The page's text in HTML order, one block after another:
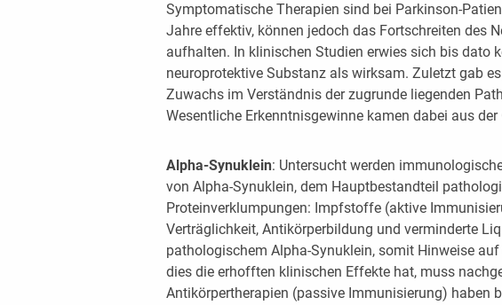
Symptomatische Therapien sind bei Parkinson-
Jahre effektiv, können jedoch das Fortschreiten des
aufhalten. In klinischen Studien erwies sich bis dato
neuroprotektive Substanz als wirksam. Zuletzt gab
Zuwachs im Verständnis der zugrunde liegenden
Wesentliche Erkenntnisgewinne kamen dabei aus der
Alpha-Synuklein: Untersucht werden
von Alpha-Synuklein, dem Hauptbestandteil
Proteinverklumpungen: Impfstoffe (aktive
Verträglichkeit, Antikörperbildung und verminderte
pathologischem Alpha-Synuklein, somit Hinweise
dies die erhofften klinischen Effekte hat, muss
Antikörpertherapien (passive Immunisierung) haben